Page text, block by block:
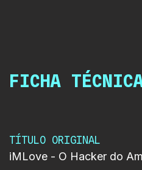
FICHA
TÍTULO ORIGINAL
iMLove - O Hacker do